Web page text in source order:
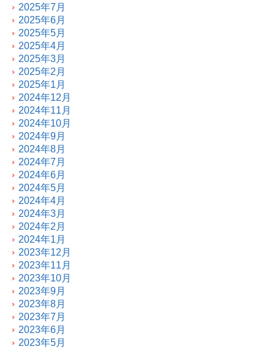
2025年7月
2025年6月
2025年5月
2025年4月
2025年3月
2025年2月
2025年1月
2024年12月
2024年11月
2024年10月
2024年9月
2024年8月
2024年7月
2024年6月
2024年5月
2024年4月
2024年3月
2024年2月
2024年1月
2023年12月
2023年11月
2023年10月
2023年9月
2023年8月
2023年7月
2023年6月
2023年5月